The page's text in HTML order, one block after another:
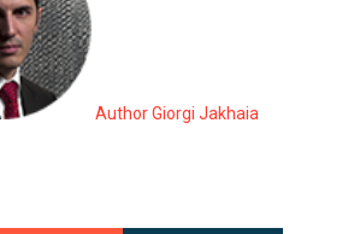
Author Giorgi Jakhaia